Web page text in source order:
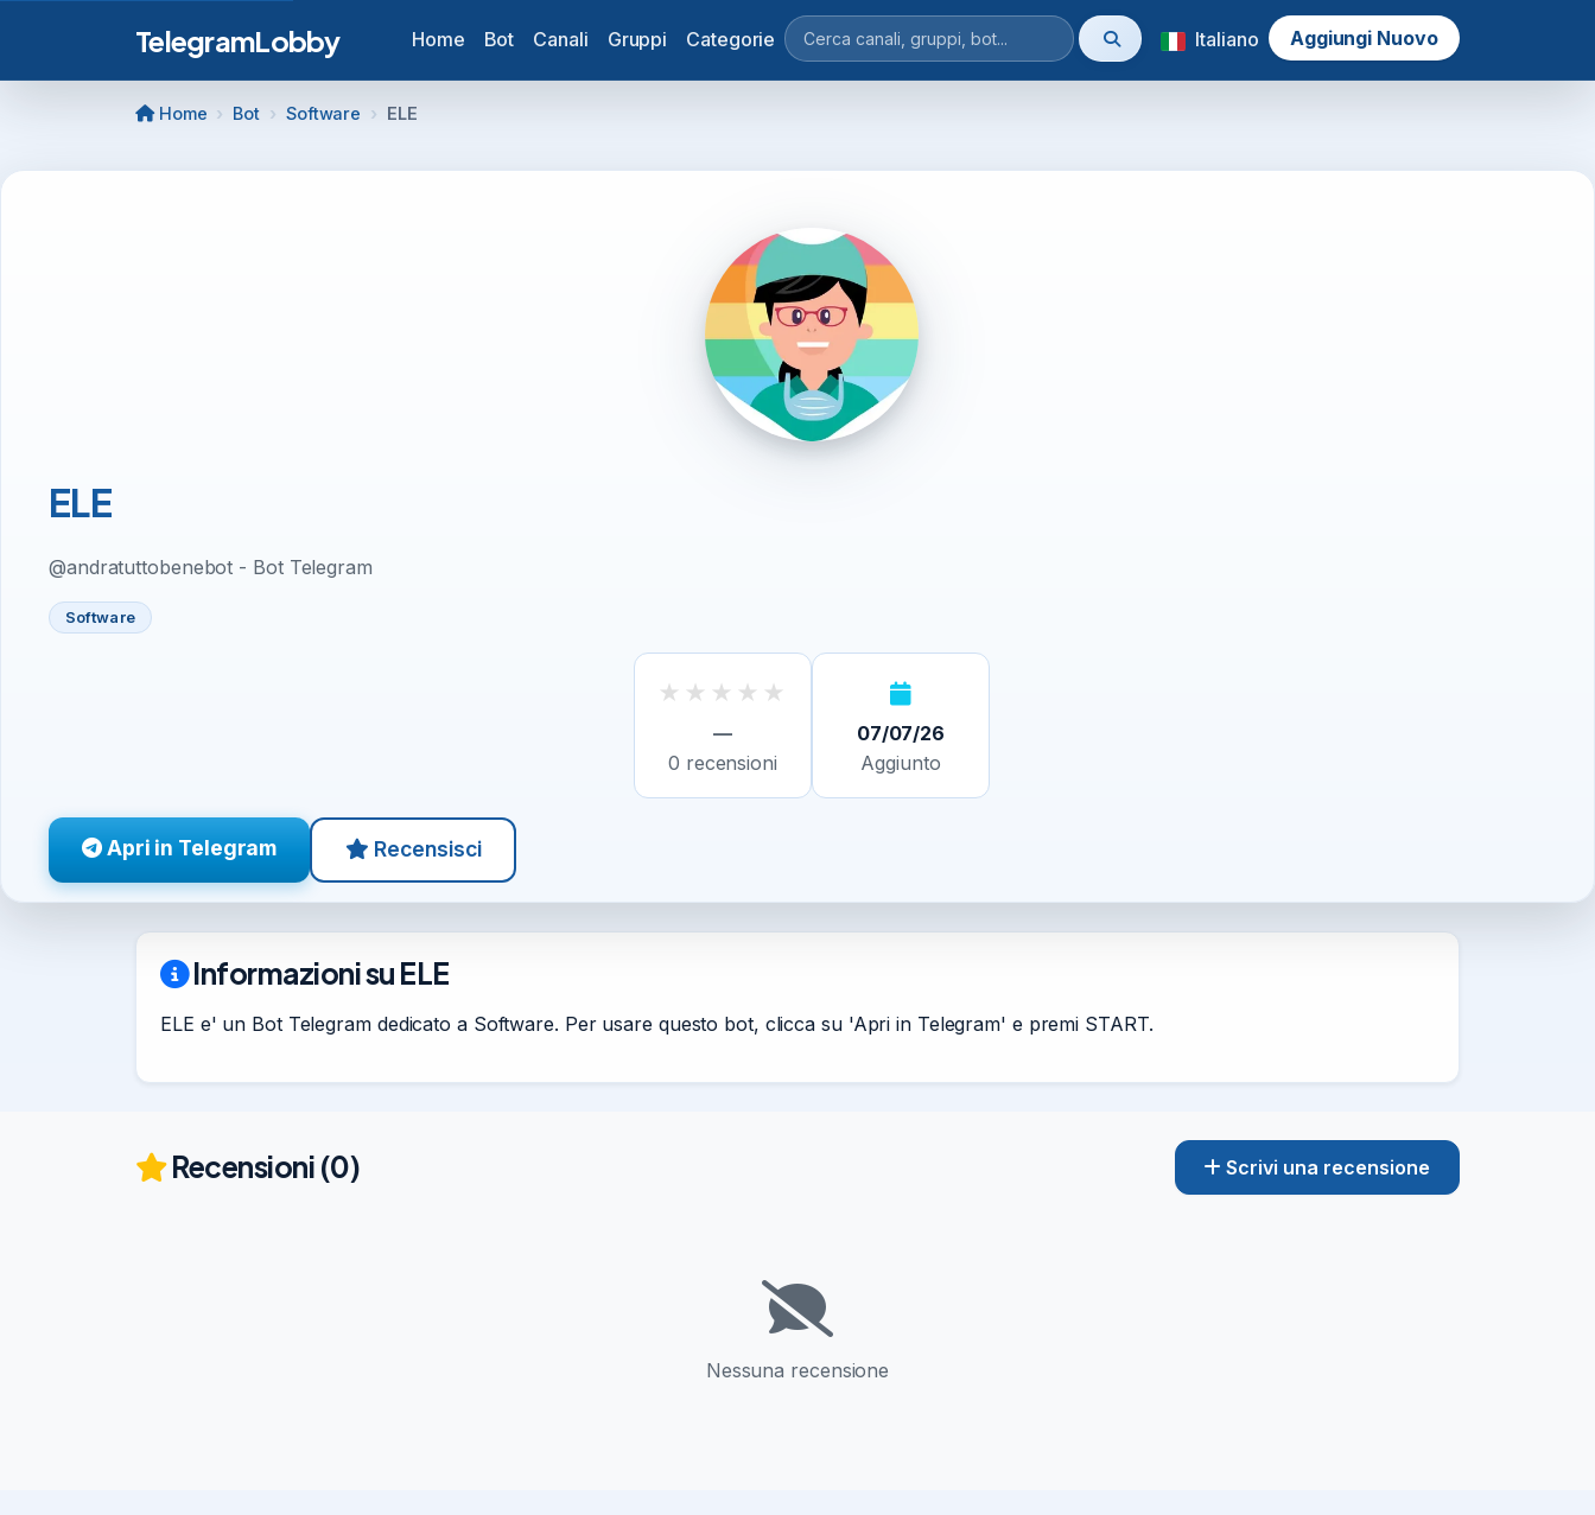
TelegramLobby Home Bot Canali Gruppi Categorie Italiano Aggiungi Nuovo
Home Bot Software ELE
ELE
@andratuttobenebot - Bot Telegram
Software
★ ★ ★ ★ ★
—
0 recensioni
07/07/26
Aggiunto
Apri in Telegram Recensisci
Informazioni su ELE
ELE e' un Bot Telegram dedicato a Software. Per usare questo bot, clicca su 'Apri in Telegram' e premi START.
Recensioni (0) Scrivi una recensione
Nessuna recensione